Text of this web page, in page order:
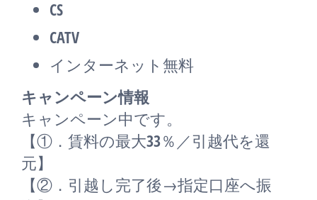
CS
CATV
インターネット無料
キャンペーン情報
キャンペーン中です。
【①．賃料の最大33％／引越代を還
元】
【②．引越し完了後→指定口座へ振